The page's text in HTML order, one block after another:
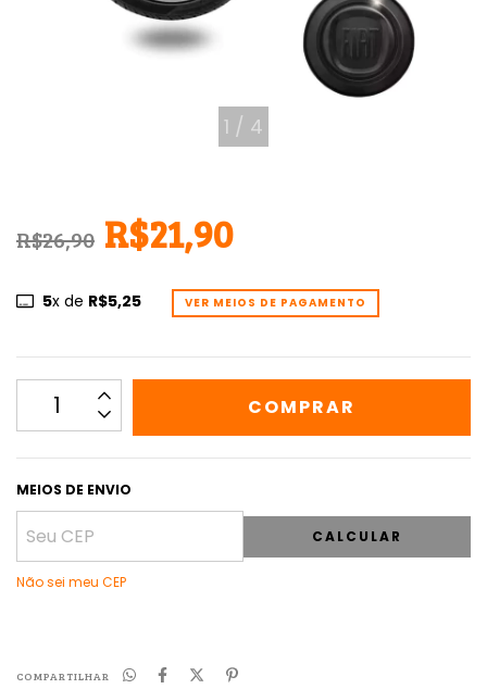
1 / 4
R$26,90 R$21,90
5x de R$5,25 VER MEIOS DE PAGAMENTO
MEIOS DE ENVIO
CALCULAR
Não sei meu CEP
COMPARTILHAR